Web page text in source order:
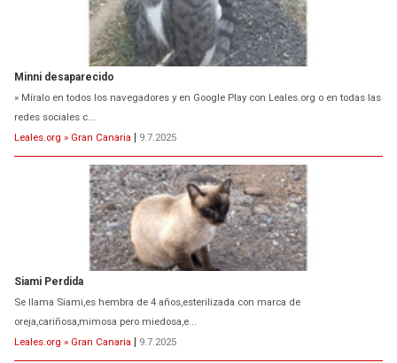
Siami Perdida
Se llama Siami,es hembra de 4 años,esterilizada con marca de
oreja,cariñosa,mimosa pero miedosa,e...
Leales.org » Gran Canaria | 9.7.2025
ADOPCIÓN URGENTE GATA TEROR GRAN CANARIA
El ayuntamiento se va a llevar a Los Gatos callejeros de la zona los próximos
días, ella incluida...
Leales.org » Gran Canaria | 9.7.2025